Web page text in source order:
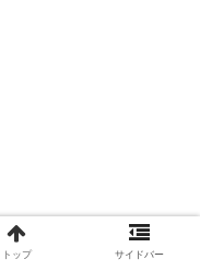
トップ サイドバー